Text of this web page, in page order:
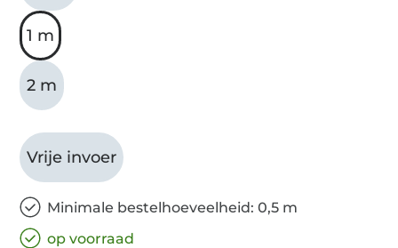
1 m
2 m
Vrije invoer
Minimale bestelhoeveelheid: 0,5 m
op voorraad